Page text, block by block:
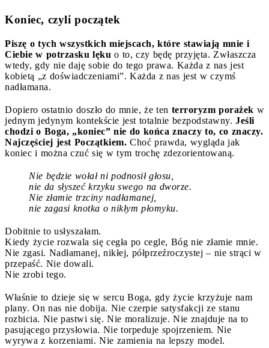
Koniec, czyli początek
Piszę o tych wszystkich miejscach, które stawiają mnie i
Ciebie w potrzasku lęku o to, czy będę przyjęta. Zwłaszcza
wtedy, gdy nie daję sobie do tego prawa. Każda z nas jest
kobietą „z doświadczeniami”. Każda z nas jest w czymś
nadłamana.
Dopiero ostatnio doszło do mnie, że ten terroryzm porażek w
jednym jedynym kontekście jest totalnie bezpodstawny. Jeśli
chodzi o Boga, „koniec” nie do końca znaczy to, co znaczy.
Najczęściej jest Początkiem. Choć prawda, wygląda jak
koniec i można czuć się w tym trochę zdezorientowaną.
Nie będzie wołał ni podnosił głosu,
nie da słyszeć krzyku swego na dworze.
Nie złamie trzciny nadłamanej,
nie zagasi knotka o nikłym płomyku.
Dobitnie to usłyszałam.
Kiedy życie rozwala się cegła po cegle, Bóg nie złamie mnie.
Nie zgasi. Nadłamanej, nikłej, półprzeźroczystej – nie strąci w
przepaść. Nie dowali.
Nie zrobi tego.
Właśnie to dzieje się w sercu Boga, gdy życie krzyżuje nam
plany. On nas nie dobija. Nie czerpie satysfakcji ze stanu
rozbicia. Nie pastwi się. Nie moralizuje. Nie znajduje na to
pasującego przysłowia. Nie torpeduje spojrzeniem. Nie
wyrywa z korzeniami. Nie zamienia na lepszy model.